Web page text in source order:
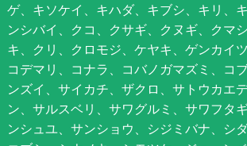
ゲ、キソケイ、キハダ、キブシ、キリ、
ンシバイ、クコ、クサギ、クヌギ、クマ
キ、クリ、クロモジ、ケヤキ、ゲンカイ
コデマリ、コナラ、コバノガマズミ、コ
ンズイ、サイカチ、ザクロ、サトウカエ
ン、サルスベリ、サワグルミ、サワフタ
ンシュユ、サンショウ、シジミバナ、シ